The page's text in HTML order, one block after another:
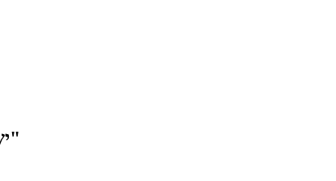
ישראל כץ: "למנוע סבב אלים מול חמאס – כל עוד אנחנו יכולים"